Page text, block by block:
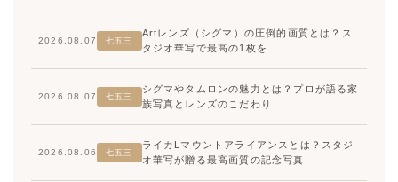
2026.08.07 七五三
Artレンズ（シグマ）の圧倒的画質とは？ス
タジオ華写で最高の1枚を
2026.08.07 七五三
シグマやタムロンの魅力とは？プロが語る家
族写真とレンズのこだわり
2026.08.06 七五三
ライカLマウントアライアンスとは？スタジ
オ華写が贈る最高画質の記念写真